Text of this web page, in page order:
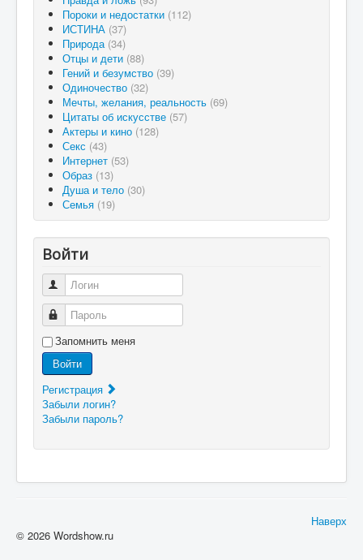
Пороки и недостатки (112)
ИСТИНА (37)
Природа (34)
Отцы и дети (88)
Гений и безумство (39)
Одиночество (32)
Мечты, желания, реальность (69)
Цитаты об искусстве (57)
Актеры и кино (128)
Секс (43)
Интернет (53)
Образ (13)
Душа и тело (30)
Семья (19)
Войти
Логин
Пароль
Запомнить меня
Войти
Регистрация
Забыли логин?
Забыли пароль?
Наверх
© 2026 Wordshow.ru